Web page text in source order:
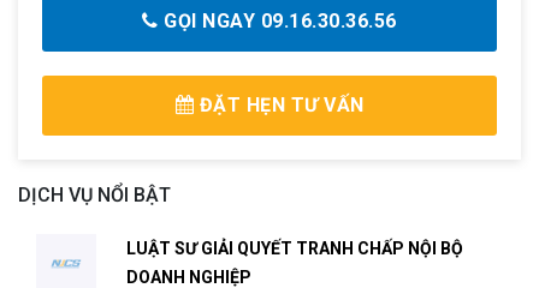
GỌI NGAY 09.16.30.36.56
ĐẶT HẸN TƯ VẤN
DỊCH VỤ NỔI BẬT
LUẬT SƯ GIẢI QUYẾT TRANH CHẤP NỘI BỘ
DOANH NGHIỆP